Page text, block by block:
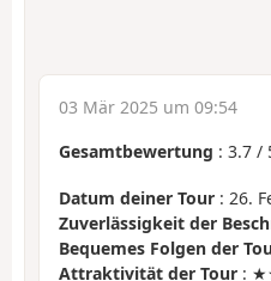
03 Mär 2025 um 09:54
Gesamtbewertung : 3.7 /
Datum deiner Tour : 26.
Zuverlässigkeit der
Bequemes Folgen der
Attraktivität der Tour :